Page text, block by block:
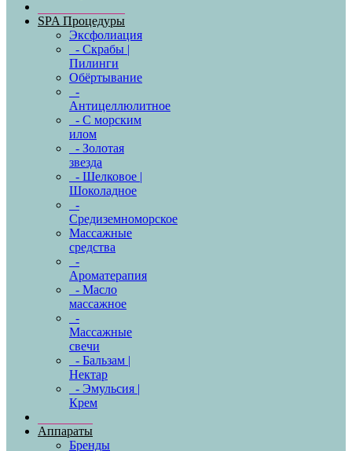
SPA Процедуры
Эксфолиация
- Скрабы |
Пилинги
Обёртывание
-
Антицеллюлитное
- С морским
илом
- Золотая
звезда
- Шелковое |
Шоколадное
-
Средиземноморское
Массажные
средства
-
Ароматерапия
- Масло
массажное
-
Массажные
свечи
- Бальзам |
Нектар
- Эмульсия |
Крем
Аппараты
Бренды